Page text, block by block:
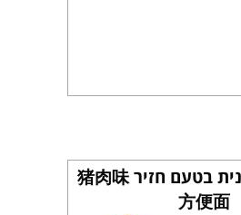
מנה חמה סינית בטעם חזיר 猪肉味
方便面